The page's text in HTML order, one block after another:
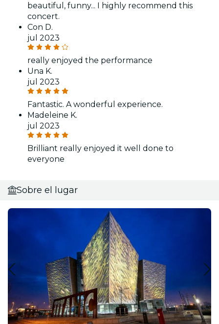
beautiful, funny... I highly recommend this
concert.
Con D.
jul 2023
really enjoyed the performance
Una K.
jul 2023
Fantastic. A wonderful experience.
Madeleine K.
jul 2023
Brilliant really enjoyed it well done to
everyone
Sobre el lugar